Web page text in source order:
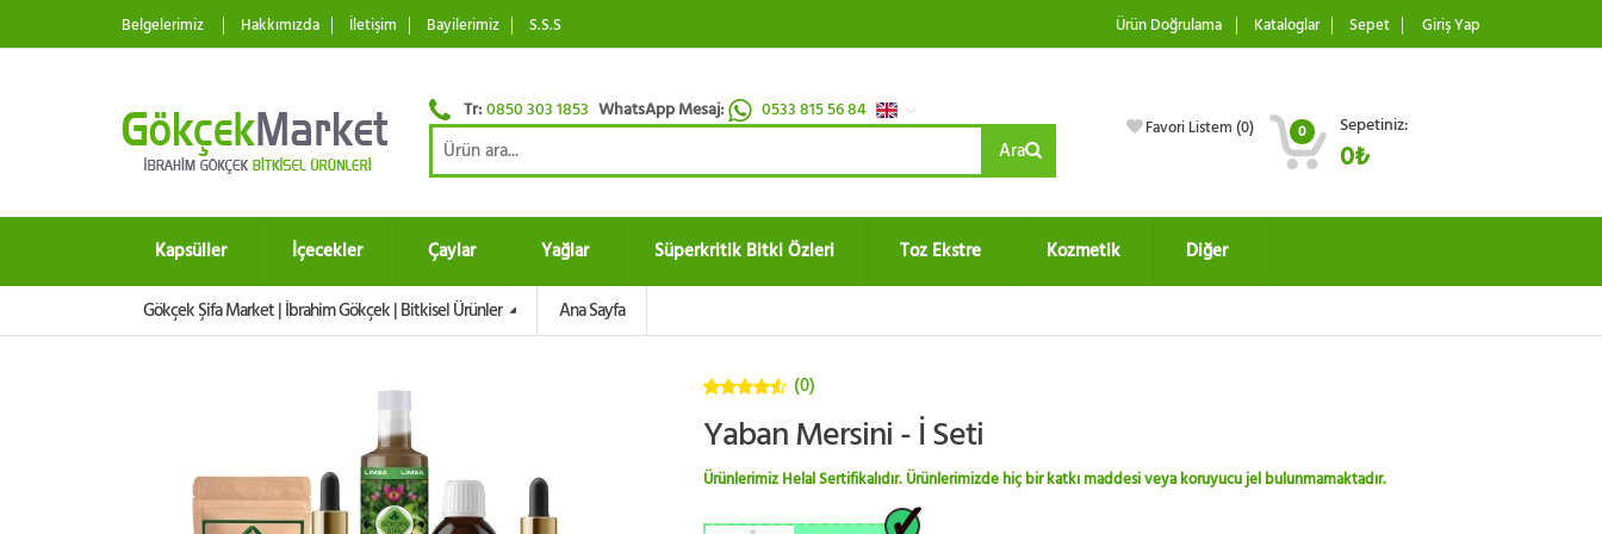
Belgelerimiz Hakkımızda İletişim Bayilerimiz S.S.S Ürün Doğrulama Kataloglar Sepet Giriş Yap
Tr:0850 303 1853 WhatsApp Mesaj: 0533 815 56 84
Ara
Favori Listem (0) 0 Sepetiniz:
0₺
Kapsüller İçecekler Çaylar Yağlar Süperkritik Bitki Özleri Toz Ekstre Kozmetik Diğer
Gökçek Şifa Market | İbrahim Gökçek | Bitkisel Ürünler Ana Sayfa
üzerinden
(0)
Yaban Mersini - İ Seti
Ürünlerimiz Helal Sertifikalıdır. Ürünlerimizde hiç bir katkı maddesi veya koruyucu jel bulunmamaktadır.